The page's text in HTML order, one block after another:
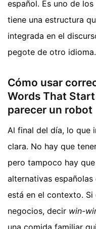
español. Es uno de
tiene una estructura
integrada en el
pegote de otro idioma.
Cómo usar
Words That
parecer un robot
Al final del día, lo que
clara. No hay que
pero tampoco hay
alternativas españolas
está en el contexto. Si
negocios, decir win-
una comida familiar